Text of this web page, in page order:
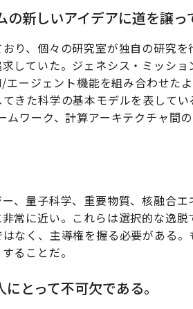
新しいアイデアに道を譲っ
り、個々の研究室が独自の研究を
していた。ジェネシス・ミッショ
ージェント機能を組み合わせた
きた科学の基本モデルを表して
ワーク、計算アーキテクチャ間
、量子科学、重要物質、核融合エ
常に近い。これらは選択的な逸
なく、主導権を握る必要がある
ることだ。
とって不可欠である。